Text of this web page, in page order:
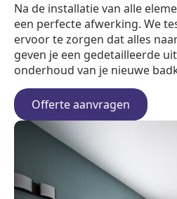
Na de installatie van alle
een perfecte afwerking. We
ervoor te zorgen dat alles
geven je een gedetailleerde
onderhoud van je nieuwe
Offerte aanvragen